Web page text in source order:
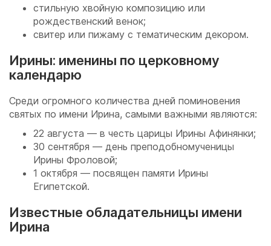
стильную хвойную композицию или
рождественский венок;
свитер или пижаму с тематическим декором.
Ирины: именины по церковному
календарю
Среди огромного количества дней поминовения
святых по имени Ирина, самыми важными являются:
22 августа — в честь царицы Ирины Афинянки;
30 сентября — день преподобномученицы
Ирины Фроловой;
1 октября — посвящен памяти Ирины
Египетской.
Известные обладательницы имени
Ирина